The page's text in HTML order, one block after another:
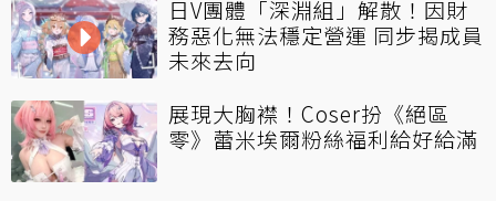
日V團體「深淵組」解散！因財
務惡化無法穩定營運 同步揭成員
未來去向
展現大胸襟！Coser扮《絕區
零》蕾米埃爾粉絲福利給好給滿